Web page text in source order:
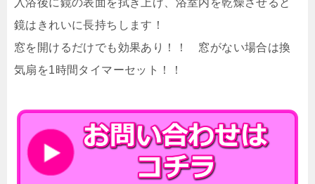
入浴後に鏡の表面を拭き上げ、浴室内を乾燥させると
鏡はきれいに長持ちします！
窓を開けるだけでも効果あり！！ 窓がない場合は換
気扇を1時間タイマーセット！！